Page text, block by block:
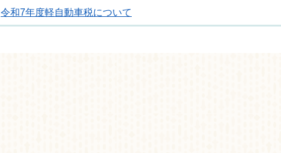
令和7年度軽自動車税について